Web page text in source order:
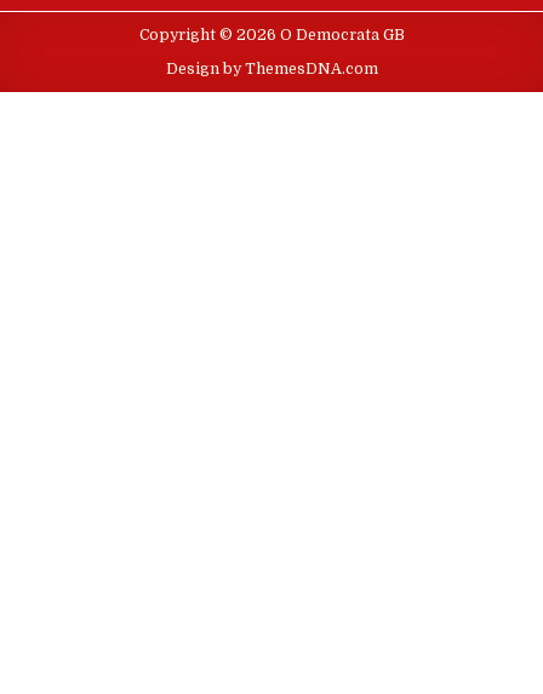
Copyright © 2026 O Democrata GB
Design by ThemesDNA.com